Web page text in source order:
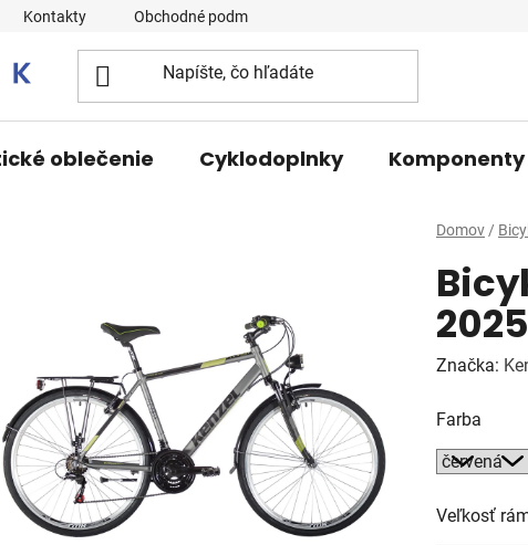
Kontakty Obchodné podmienky
oblečenie Cyklodoplnky Komponenty
Domov /
2025
Značka:
Farba
Veľkosť